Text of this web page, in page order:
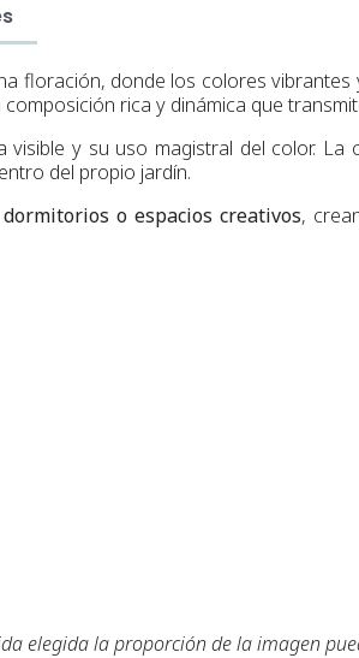
floración, donde los colores
rica y dinámica que
y su uso magistral del color. La
del propio jardín.
o espacios creativos,
elegida la proporción de la imagen